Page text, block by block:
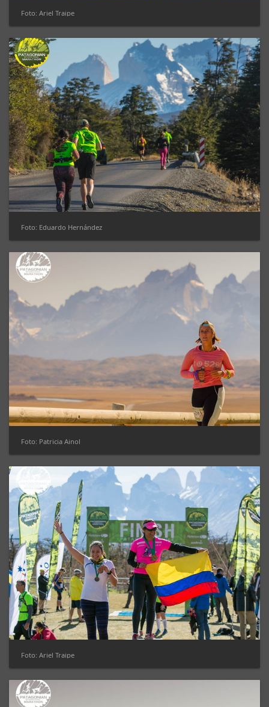
Foto: Ariel Traipe
Foto: Eduardo Hernández
Foto: Patricia Ainol
Foto: Ariel Traipe